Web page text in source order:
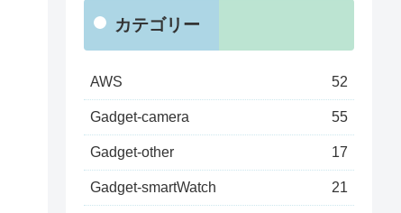
カテゴリー
AWS 52
Gadget-camera 55
Gadget-other 17
Gadget-smartWatch 21